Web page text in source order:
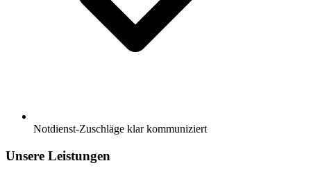
Notdienst-Zuschläge klar kommuniziert
Unsere Leistungen